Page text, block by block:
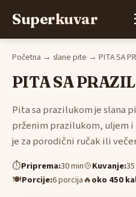
Superkuvar
Početna → slane pite → PITA SA
PITA SA
Pita sa prazilukom je slana
prženim prazilukom, uljem
je za porodični ručak ili
⏱Priprema:30 min🍲Kuvanje:
🍽Porcije:6 porcija🔥oko 450